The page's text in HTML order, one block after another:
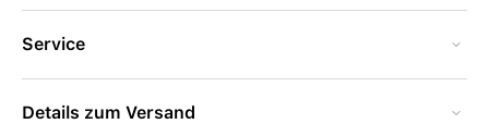
Service
Details zum Versand